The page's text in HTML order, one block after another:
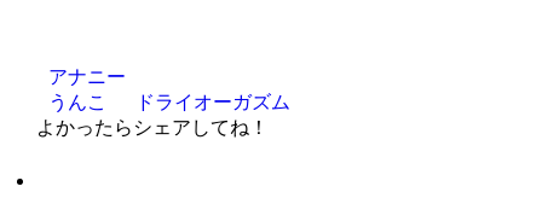
アナニー
うんこ
ドライオーガズム
よかったらシェアしてね！